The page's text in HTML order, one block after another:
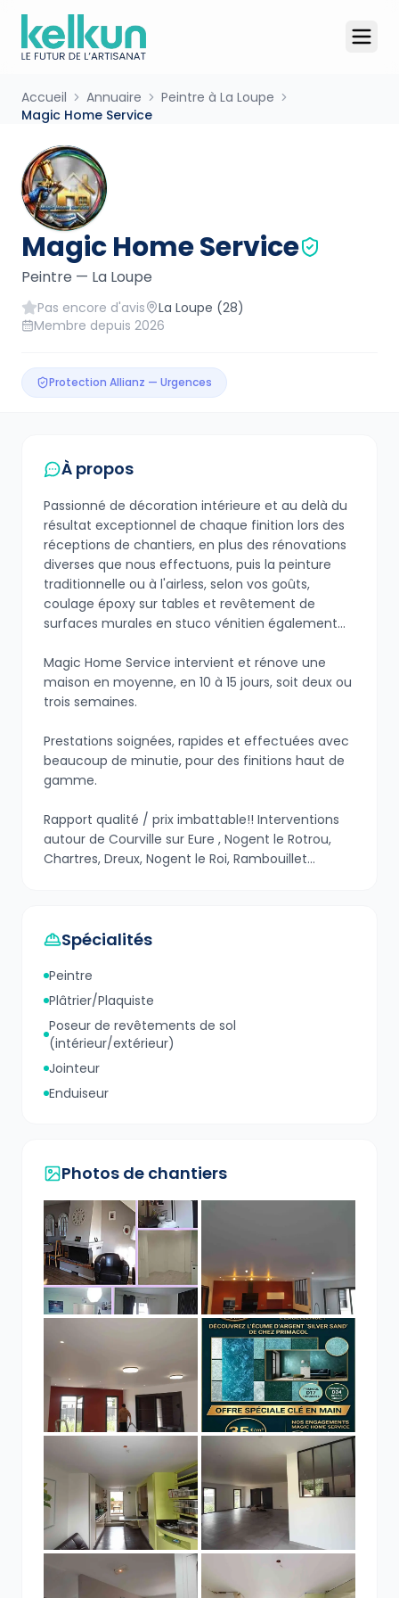
Accueil Annuaire
Peintre à La Loupe
Magic Home Service
Magic Home Service
Peintre — La Loupe
Pas encore d'avis La Loupe (28)
Membre depuis 2026
Protection Allianz — Urgences
À propos
Passionné de décoration intérieure et au delà du
résultat exceptionnel de chaque finition lors des
réceptions de chantiers, en plus des rénovations
diverses que nous effectuons, puis la peinture
traditionnelle ou à l'airless, selon vos goûts,
coulage époxy sur tables et revêtement de
surfaces murales en stuco vénitien également...
Magic Home Service intervient et rénove une
maison en moyenne, en 10 à 15 jours, soit deux ou
trois semaines.
Prestations soignées, rapides et effectuées avec
beaucoup de minutie, pour des finitions haut de
gamme.
Rapport qualité / prix imbattable!! Interventions
autour de Courville sur Eure , Nogent le Rotrou,
Chartres, Dreux, Nogent le Roi, Rambouillet...
Spécialités
Peintre
Plâtrier/Plaquiste
Poseur de revêtements de sol
(intérieur/extérieur)
Jointeur
Enduiseur
Photos de chantiers